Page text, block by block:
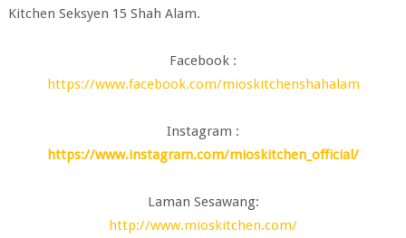
Kitchen Seksyen 15 Shah Alam.
Facebook :
https://www.facebook.com/mioskitchenshahalam
Instagram :
https://www.instagram.com/mioskitchen_official/
Laman Sesawang:
http://www.mioskitchen.com/